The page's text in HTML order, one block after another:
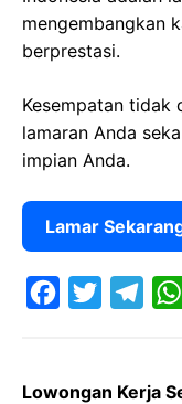
mengembangkan
berprestasi.
Kesempatan tidak
lamaran Anda
impian Anda.
Lamar
c
i
l
a
Lowongan Kerja